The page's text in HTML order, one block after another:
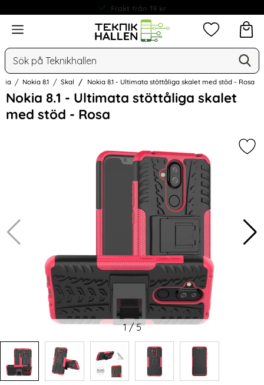
Frakt från 19 kr
Meny
Sök
Mina
Nokia 8.1 Skal Nokia 8.1 - Ultimata stöttåliga skalet med stöd - Rosa
Nokia 8.1 - Ultimata stöttåliga skalet
med stöd - Rosa
Hoppa
Bilder
1/5